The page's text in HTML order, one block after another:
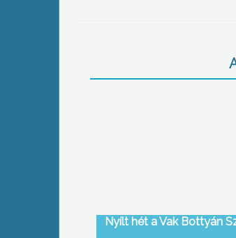
Nyílt hét a Vak Bottyán